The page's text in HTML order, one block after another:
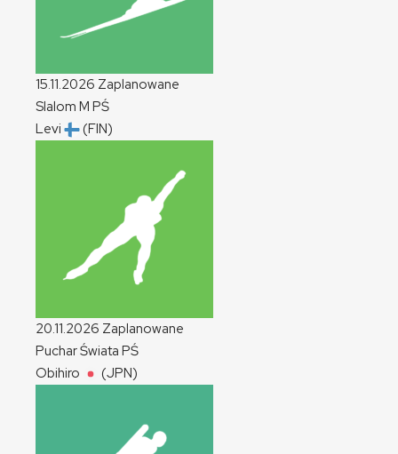
15.11.2026 Zaplanowane
Slalom M PŚ
Levi
(FIN)
20.11.2026 Zaplanowane
Puchar Świata PŚ
Obihiro
(JPN)